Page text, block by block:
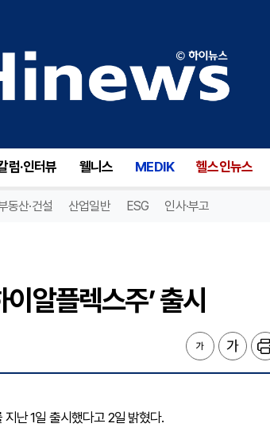
럼·인터뷰 웰니스 MEDIK 헬스인뉴스
동산·건설 산업일반 ESG 인사·부고
알플렉스주’ 출시
난 1일 출시했다고 2일 밝혔다.